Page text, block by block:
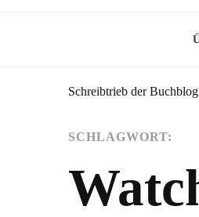
Schreibtrieb der Buchblog
SCHLAGWORT: